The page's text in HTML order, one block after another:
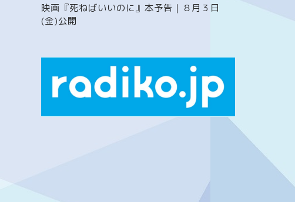
映画『死ねばいいのに』本予告｜８月３日
(金)公開